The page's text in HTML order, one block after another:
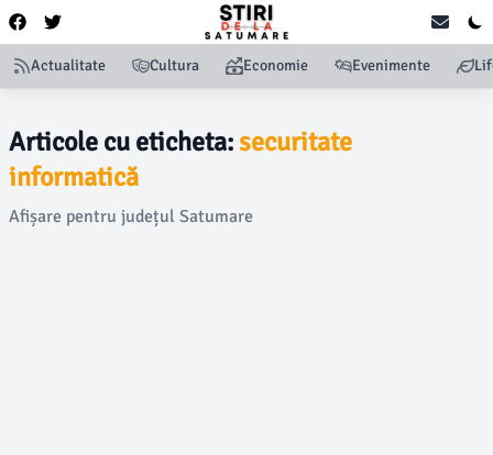
Actualitate Cultura Economie Evenimente
Articole cu eticheta:securitate
informatică
Afișare pentru județul Satumare